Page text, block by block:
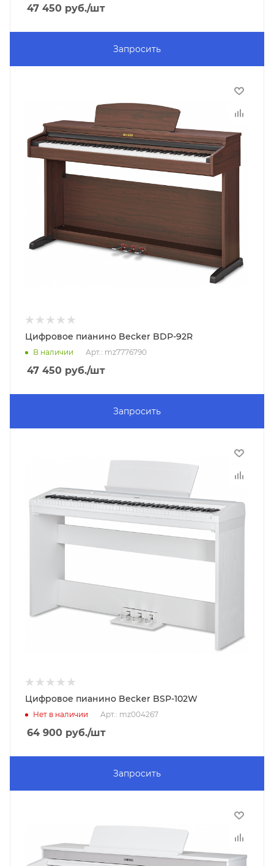
47 450 руб./шт
Запросить
Цифровое пианино Becker BDP-92R
В наличии Арт.: mz7776790
47 450 руб./шт
Запросить
Цифровое пианино Becker BSP-102W
Нет в наличии Арт.: mz004267
64 900 руб./шт
Запросить